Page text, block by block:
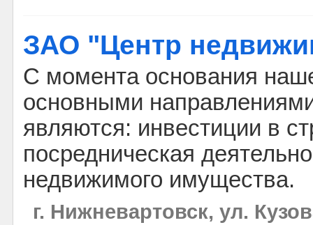
ЗАО "Центр
С момента основания
основными
являются: инвестиции в
посредническая
недвижимого имущества.
г. Нижневартовск, ул.